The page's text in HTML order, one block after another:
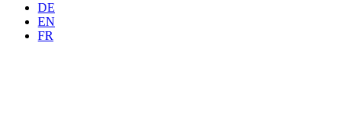
DE
EN
FR